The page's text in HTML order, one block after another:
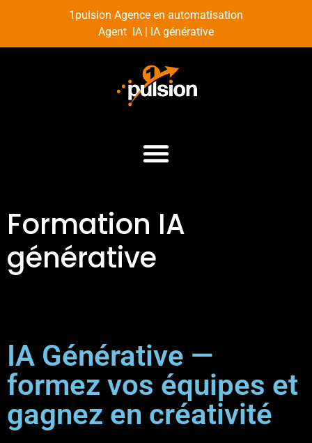
1pulsion Agence en automatisation
Agent IA | IA générative
Formation IA
générative
IA Générative —
formez vos équipes et
gagnez en créativité